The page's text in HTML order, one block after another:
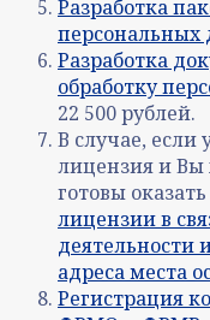
Разработка
персональных
Разработка
обработку
22 500 рублей.
В случае, если
лицензия и Вы
готовы
лицензии в
деятельности
адреса места
Регистрация